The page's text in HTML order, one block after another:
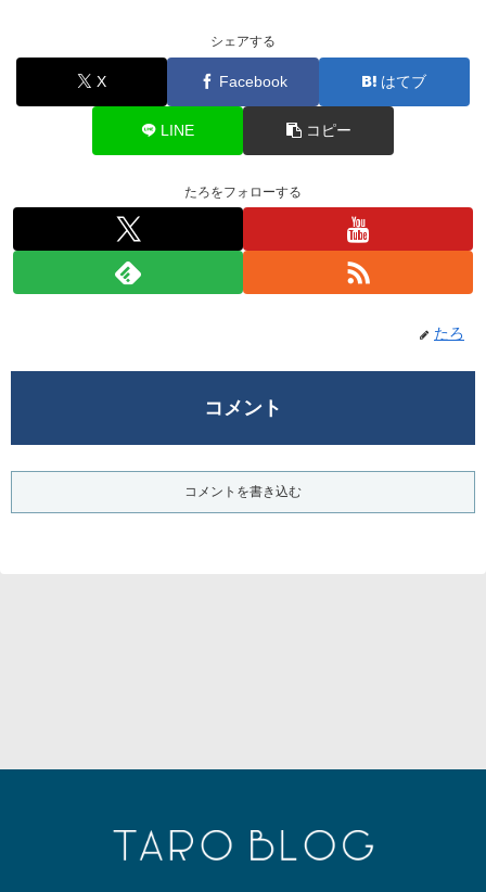
シェアする
X Facebook はてブ
LINE コピー
たろをフォローする
たろ
コメント
コメントを書き込む